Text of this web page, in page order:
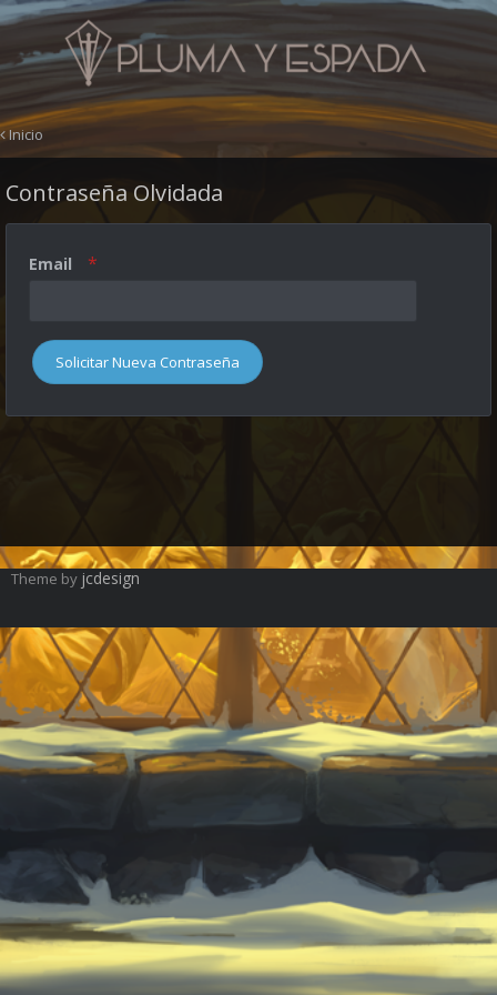
Inicio
Contraseña Olvidada
Email
Solicitar Nueva Contraseña
Theme by jcdesign